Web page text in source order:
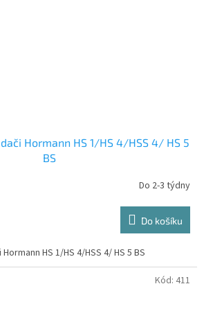
Hormann HS 1/HS 4/HSS 4/ HS 5
BS
Do 2-3 týdny
Do košíku
HS 1/HS 4/HSS 4/ HS 5 BS
Kód: 411